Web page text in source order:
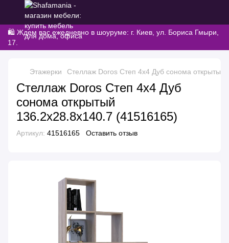
🛍️ Ждем вас ежедневно в шоуруме: г. Киев, ул. Бориса Гмыри,
17.
Этажерки Стеллаж Doros Степ 4х4 Дуб сонома открытый
Стеллаж Doros Степ 4х4 Дуб
сонома открытый
136.2х28.8х140.7 (41516165)
Артикул: 41516165 Оставить отзыв